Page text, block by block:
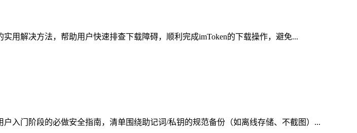
用解决方法，帮助用户快速排查下载障碍，顺利完成imToken的下载操作，避免...
入门阶段的必做安全指南，清单围绕助记词/私钥的规范备份（如离线存储、不截图）...